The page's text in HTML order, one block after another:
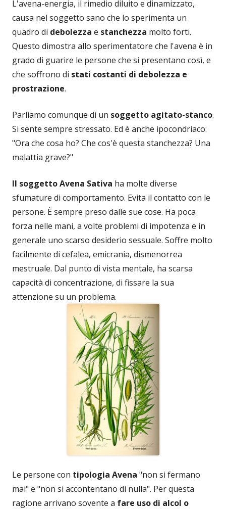
L'avena-energia, il rimedio diluito e dinamizzato,
causa nel soggetto sano che lo sperimenta un
quadro di debolezza e stanchezza molto forti.
Questo dimostra allo sperimentatore che l'avena è in
grado di guarire le persone che si presentano così, e
che soffrono di stati costanti di debolezza e
prostrazione.
Parliamo comunque di un soggetto agitato-stanco.
Si sente sempre stressato. Ed è anche ipocondriaco:
"Ora che cosa ho? Che cos'è questa stanchezza? Una
malattia grave?"
Il soggetto Avena Sativa ha molte diverse
sfumature di comportamento. Evita il contatto con le
persone. È sempre preso dalle sue cose. Ha poca
forza nelle mani, a volte problemi di impotenza e in
generale uno scarso desiderio sessuale. Soffre molto
facilmente di cefalea, emicrania, dismenorrea
mestruale. Dal punto di vista mentale, ha scarsa
capacità di concentrazione, di fissare la sua
attenzione su un problema.
Le persone con tipologia Avena "non si fermano
mai" e "non si accontentano di nulla". Per questa
ragione arrivano sovente a fare uso di alcol o